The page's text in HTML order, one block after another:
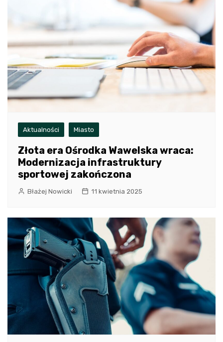
Aktualności Miasto
Złota era Ośrodka Wawelska wraca:
Modernizacja infrastruktury
sportowej zakończona
Błażej Nowicki 11 kwietnia 2025